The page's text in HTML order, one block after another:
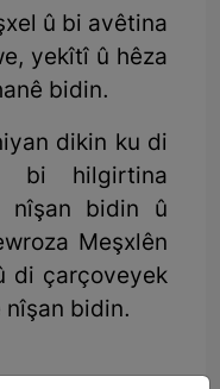
û bi avêtina
yekîtî û hêza
bidin.
dikin ku di
bi hilgirtina
nîşan bidin û
Meşxlên
di çarçoveyek
bidin.